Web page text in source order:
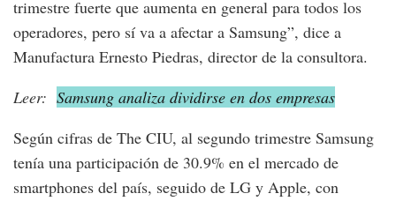
trimestre fuerte que aumenta en general para todos los
operadores, pero sí va a afectar a Samsung”, dice a
Manufactura Ernesto Piedras, director de la consultora.
Leer: Samsung analiza dividirse en dos empresas
Según cifras de The CIU, al segundo trimestre Samsung
tenía una participación de 30.9% en el mercado de
smartphones del país, seguido de LG y Apple, con